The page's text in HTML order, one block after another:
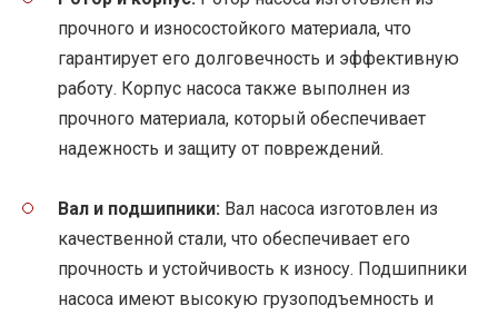
прочного и износостойкого материала, что
гарантирует его долговечность и эффективную
работу. Корпус насоса также выполнен из
прочного материала, который обеспечивает
надежность и защиту от повреждений.
Вал и подшипники: Вал насоса изготовлен из
качественной стали, что обеспечивает его
прочность и устойчивость к износу. Подшипники
насоса имеют высокую грузоподъемность и